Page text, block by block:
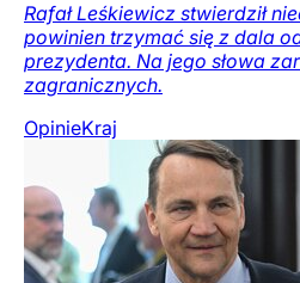
Rafał Leśkiewicz stwierdził
powinien trzymać się z dala
prezydenta. Na jego słowa
zagranicznych.
OpinieKraj